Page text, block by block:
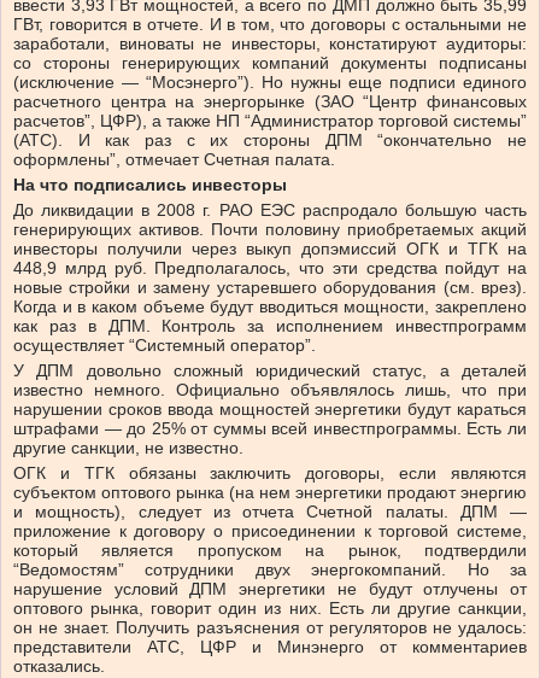
ввести 3,93 ГВт мощностей, а всего по ДМП должно быть 35,99
ГВт, говорится в отчете. И в том, что договоры с остальными не
заработали, виноваты не инвесторы, констатируют аудиторы:
со стороны генерирующих компаний документы подписаны
(исключение — “Мосэнерго”). Но нужны еще подписи единого
расчетного центра на энергорынке (ЗАО “Центр финансовых
расчетов”, ЦФР), а также НП “Администратор торговой системы”
(АТС). И как раз с их стороны ДПМ “окончательно не
оформлены”, отмечает Счетная палата.
На что подписались инвесторы
До ликвидации в 2008 г. РАО ЕЭС распродало большую часть
генерирующих активов. Почти половину приобретаемых акций
инвесторы получили через выкуп допэмиссий ОГК и ТГК на
448,9 млрд руб. Предполагалось, что эти средства пойдут на
новые стройки и замену устаревшего оборудования (см. врез).
Когда и в каком объеме будут вводиться мощности, закреплено
как раз в ДПМ. Контроль за исполнением инвестпрограмм
осуществляет “Системный оператор”.
У ДПМ довольно сложный юридический статус, а деталей
известно немного. Официально объявлялось лишь, что при
нарушении сроков ввода мощностей энергетики будут караться
штрафами — до 25% от суммы всей инвестпрограммы. Есть ли
другие санкции, не известно.
ОГК и ТГК обязаны заключить договоры, если являются
субъектом оптового рынка (на нем энергетики продают энергию
и мощность), следует из отчета Счетной палаты. ДПМ —
приложение к договору о присоединении к торговой системе,
который является пропуском на рынок, подтвердили
“Ведомостям” сотрудники двух энергокомпаний. Но за
нарушение условий ДПМ энергетики не будут отлучены от
оптового рынка, говорит один из них. Есть ли другие санкции,
он не знает. Получить разъяснения от регуляторов не удалось:
представители АТС, ЦФР и Минэнерго от комментариев
отказались.